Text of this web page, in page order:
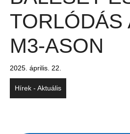
TORLÓDÁS
M3-ASON
2025. április. 22.
Hírek - Aktuális